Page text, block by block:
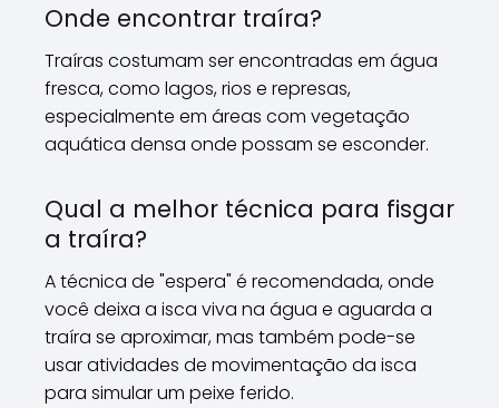
Onde encontrar traíra?
Traíras costumam ser encontradas em água
fresca, como lagos, rios e represas,
especialmente em áreas com vegetação
aquática densa onde possam se esconder.
Qual a melhor técnica para fisgar
a traíra?
A técnica de "espera" é recomendada, onde
você deixa a isca viva na água e aguarda a
traíra se aproximar, mas também pode-se
usar atividades de movimentação da isca
para simular um peixe ferido.